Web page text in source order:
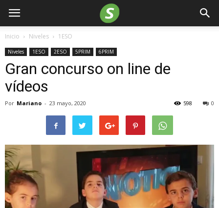
Inicio Niveles 1ESO
Niveles 1ESO 2ESO 5PRIM 6PRIM
Gran concurso on line de
vídeos
Por Mariano - 23 mayo, 2020 0
598